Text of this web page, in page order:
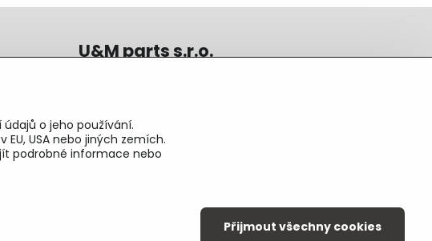
U&M parts s.r.o.
IČ 25930184
DIČ CZ25930184
ču.2500391705/2010
o jeho používání.
USA nebo jiných zemích.
podrobné informace nebo
Přijmout všechny cookies